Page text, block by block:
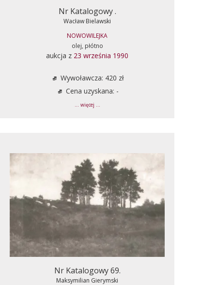
Nr Katalogowy .
Wacław Bielawski
NOWOWILEJKA
olej, płótno
aukcja z 23 września 1990
Wywoławcza: 420 zł
Cena uzyskana: -
... więcej ...
Nr Katalogowy 69.
Maksymilian Gierymski